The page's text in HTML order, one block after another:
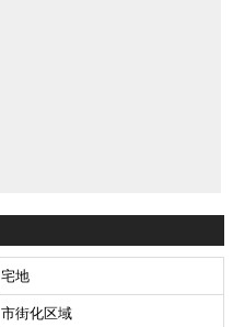
宅地
市街化区域